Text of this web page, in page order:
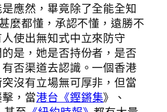
應然，畢竟除了全能全知
麼都懂，承認不懂，遠勝不
使出無知式中立來防守
是，她是否持份者，是否
否渠道去認識。一個香港
沒有立場無可厚非，但當
，當港台《鏗鏘集》、